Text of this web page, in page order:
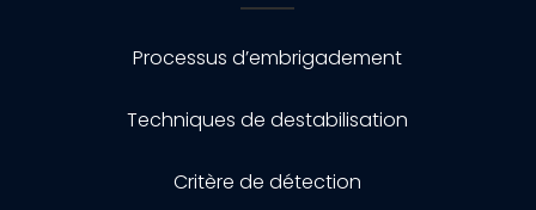
Processus d’embrigadement
Techniques de destabilisation
Critère de détection